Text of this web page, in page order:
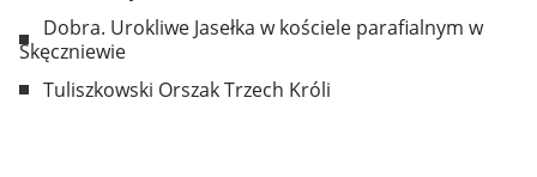
Dobra. Urokliwe Jasełka w kościele parafialnym w
Skęczniewie
Tuliszkowski Orszak Trzech Króli